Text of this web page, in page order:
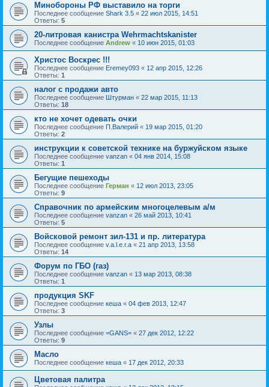
Минобороны РФ выставило на торги
Последнее сообщение Shark 3.5 « 22 июл 2015, 14:51
Ответы: 5
20-литровая канистра Wehrmachtskanister
Последнее сообщение Andrew « 10 июн 2015, 01:03
Христос Воскрес !!!
Последнее сообщение Eremey093 « 12 апр 2015, 12:26
Ответы: 1
налог с продажи авто
Последнее сообщение Штурман « 22 мар 2015, 11:13
Ответы: 18
кто не хочет одевать очки
Последнее сообщение П.Валерий « 19 мар 2015, 01:20
Ответы: 2
инструкции к советской технике на буржуйском языке
Последнее сообщение vanzan « 04 янв 2014, 15:08
Ответы: 1
Бегущие пешеходы
Последнее сообщение Герман « 12 июл 2013, 23:05
Ответы: 9
Справочник по армейским многоцелевым а/м
Последнее сообщение vanzan « 26 май 2013, 10:41
Ответы: 5
Войсковой ремонт зил-131 и пр. литература
Последнее сообщение v.a.l.e.r.a « 21 апр 2013, 13:58
Ответы: 14
Форум по ГБО (газ)
Последнее сообщение vanzan « 13 мар 2013, 08:38
Ответы: 1
продукция SKF
Последнее сообщение кеша « 04 фев 2013, 12:47
Ответы: 3
Узлы
Последнее сообщение =GANS= « 27 дек 2012, 12:22
Ответы: 9
Масло
Последнее сообщение кеша « 17 дек 2012, 20:33
Цветовая палитра